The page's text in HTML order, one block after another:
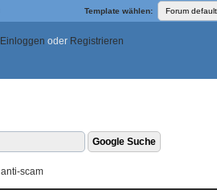
Template wählen:
Einloggen oder Registrieren
anti-scam